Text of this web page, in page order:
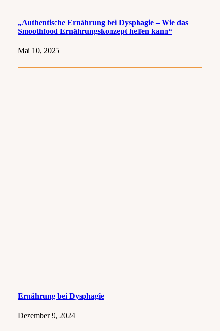
„Authentische Ernährung bei Dysphagie – Wie das
Smoothfood Ernährungskonzept helfen kann“
Mai 10, 2025
Ernährung bei Dysphagie
Dezember 9, 2024